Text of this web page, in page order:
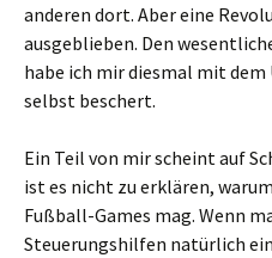
anderen dort. Aber eine
ausgeblieben. Den
habe ich mir diesmal mit
selbst beschert.
Ein Teil von mir scheint auf
ist es nicht zu erklären,
Fußball-Games mag. Wenn
Steuerungshilfen natürlich